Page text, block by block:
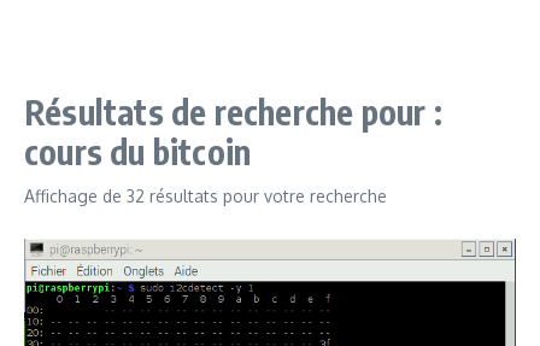
Résultats de recherche pour :
cours du bitcoin
Affichage de 32 résultats pour votre recherche